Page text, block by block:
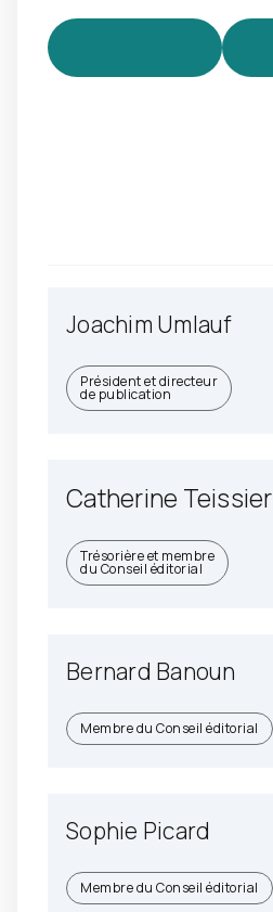
Joachim Umlauf
Président et directeur
de publication
Catherine Teissier
Trésorière et membre
du Conseil éditorial
Bernard Banoun
Membre du Conseil éditorial
Sophie Picard
Membre du Conseil éditorial